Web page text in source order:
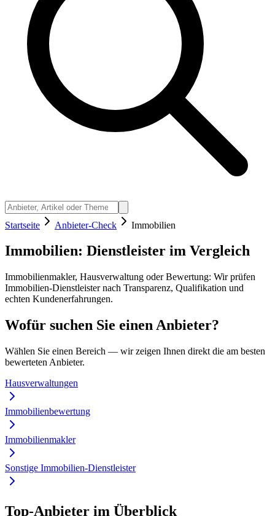
Startseite Anbieter-Check Immobilien
Immobilien: Dienstleister im Vergleich
Immobilienmakler, Hausverwaltung oder Bewertung: Wir prüfen
Immobilien-Dienstleister nach Transparenz, Qualifikation und
echten Kundenerfahrungen.
Wofür suchen Sie einen Anbieter?
Wählen Sie einen Bereich — wir zeigen Ihnen direkt die am besten
bewerteten Anbieter.
Hausverwaltungen
Immobilienbewertung
Immobilienmakler
Sonstige Immobilien-Dienstleister
Top-Anbieter im Überblick